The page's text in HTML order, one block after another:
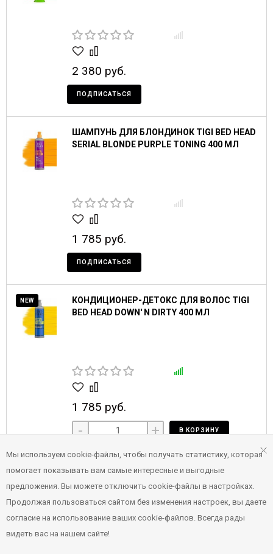
2 380 руб.
ПОДПИСАТЬСЯ
ШАМПУНЬ ДЛЯ БЛОНДИНОК TIGI BED HEAD
SERIAL BLONDE PURPLE TONING 400 МЛ
1 785 руб.
ПОДПИСАТЬСЯ
NEW
КОНДИЦИОНЕР-ДЕТОКС ДЛЯ ВОЛОС TIGI
BED HEAD DOWN' N DIRTY 400 МЛ
1 785 руб.
- + В КОРЗИНУ
NEW
ШАМПУНЬ-ДЕТОКС ДЛЯ ВОЛОС TIGI BED
Мы используем cookie-файлы, чтобы получать статистику, которая
помогает показывать вам самые интересные и выгодные
предложения. Вы можете отключить cookie-файлы в настройках.
Продолжая пользоваться сайтом без изменения настроек, вы даете
согласие на использование ваших cookie-файлов. Всегда рады
видеть вас на нашем сайте!